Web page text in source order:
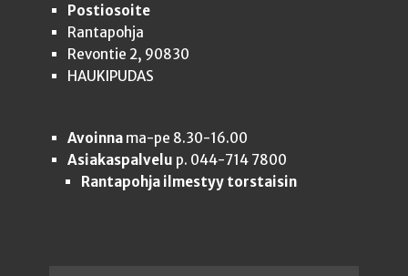
Postiosoite
Rantapohja
Revontie 2, 90830
HAUKIPUDAS
Avoinnama-pe 8.30-16.00
Asiakaspalvelu p. 044-714 7800
Rantapohja ilmestyy torstaisin